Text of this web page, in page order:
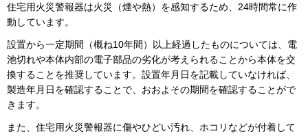
住宅用火災警報器は火災（煙や熱）を感知するため、24時間常に作
動しています。
設置から一定期間（概ね10年間）以上経過したものについては、電
池切れや本体内部の電子部品の劣化が考えられることから本体を交
換することを推奨しています。設置年月日を記載していなければ、
製造年月日を確認することで、おおよその期間を確認することがで
きます。
また、住宅用火災警報器に傷やひどい汚れ、ホコリなどが付着して